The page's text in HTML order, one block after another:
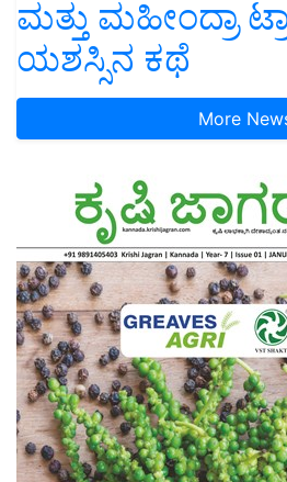
ಮತ್ತು ಮಹೀಂದ್ರಾ
ಯಶಸ್ಸಿನ ಕಥೆ
More